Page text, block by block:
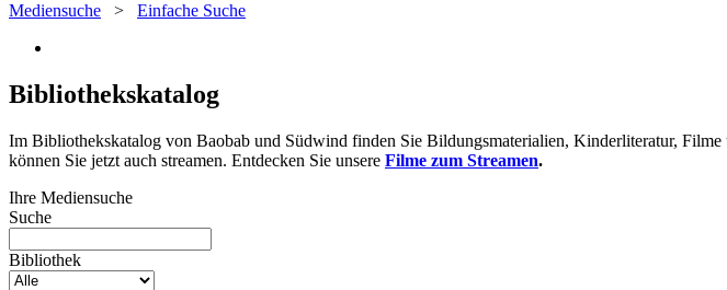
Mediensuche > Einfache Suche
Bibliothekskatalog
Im Bibliothekskatalog von Baobab und Südwind finden Sie Bildungsmaterialien, Kinderliteratur,
können Sie jetzt auch streamen. Entdecken Sie unsere Filme zum Streamen.
Ihre Mediensuche
Suche
Bibliothek